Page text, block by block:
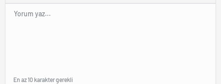
En az 10 karakter gerekli